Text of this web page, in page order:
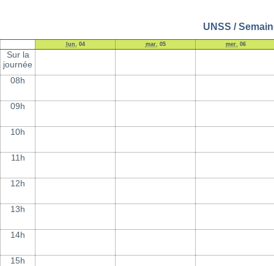
UNSS /
lun. 04 mar. 05 mer. 06
Sur la
journée
08h
09h
10h
11h
12h
13h
14h
15h